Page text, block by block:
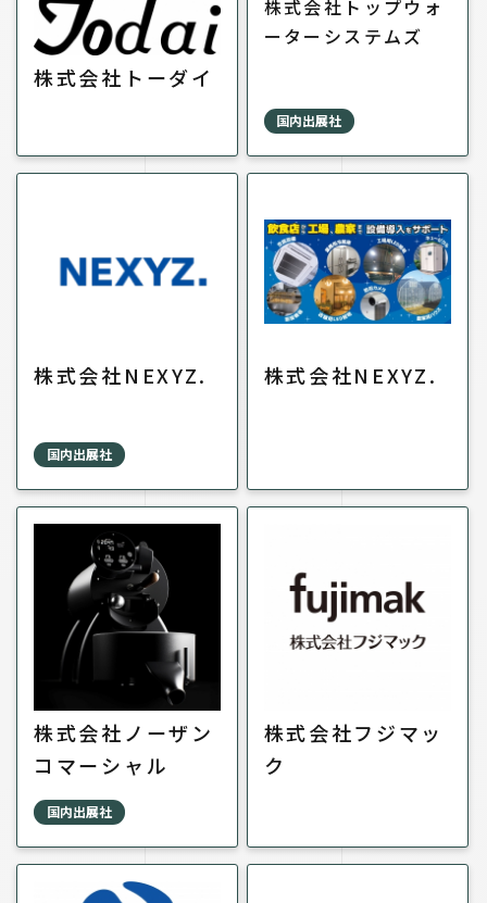
株式会社トーダイ
株式会社トップウォ
ーターシステムズ
国内出展社
株式会社NEXYZ.
国内出展社
株式会社NEXYZ.
株式会社ノーザン
コマーシャル
国内出展社
株式会社フジマッ
ク